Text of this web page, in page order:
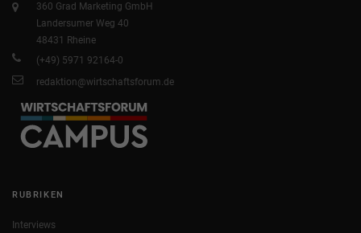
360 Grad Marketing GmbH
Landersumer Weg 40
48431 Rheine
(+49) 5971 92164-0
redaktion@wirtschaftsforum.de
RUBRIKEN
Interviews